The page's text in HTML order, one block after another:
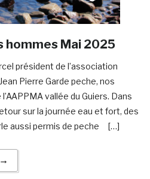
hommes Mai 2025
président de l’association
Pierre Garde peche, nos
vallée du Guiers. Dans
sur la journée eau et fort, des
aussi permis de peche […]